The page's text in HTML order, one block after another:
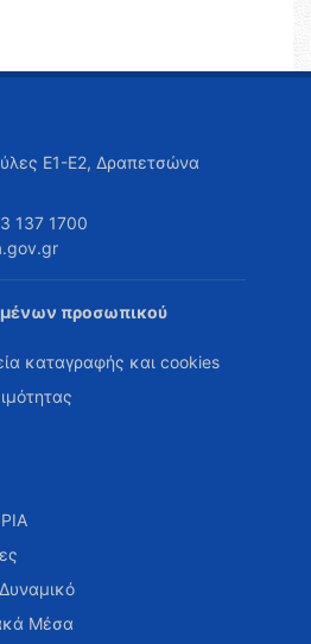
Ε1-Ε2, Δραπετσώνα
137 1700
προσωπικού
καταγραφής και cookies
Μέσα